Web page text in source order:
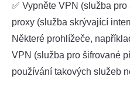
✅ Vypněte VPN (služba
proxy (služba skrývající
Některé prohlížeče,
VPN (služba pro šifrované
používání takových služeb